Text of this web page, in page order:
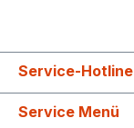
Service-Hotline
Service Menü